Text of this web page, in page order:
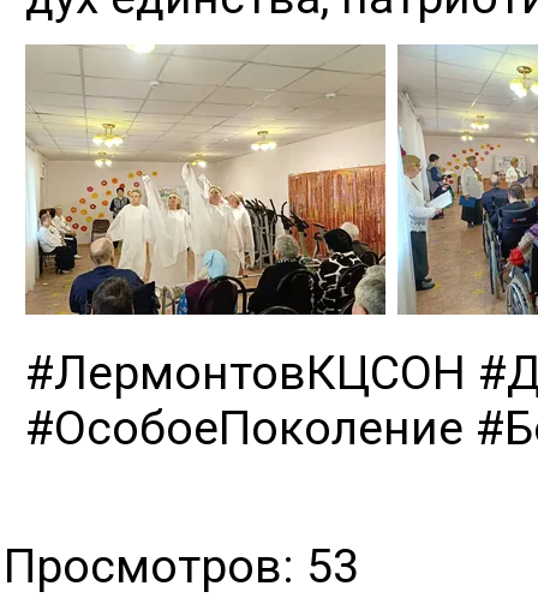
#ЛермонтовКЦСОН
#ОсобоеПоколение
Просмотров: 53